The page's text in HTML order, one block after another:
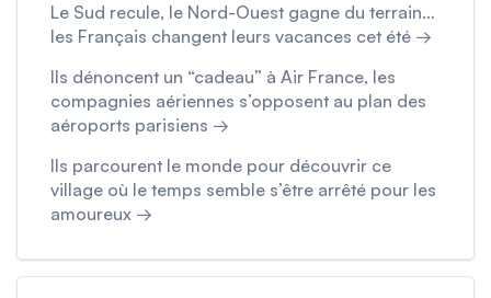
Le Sud recule, le Nord-Ouest gagne du terrain…
les Français changent leurs vacances cet été →
Ils dénoncent un “cadeau” à Air France, les
compagnies aériennes s’opposent au plan des
aéroports parisiens →
Ils parcourent le monde pour découvrir ce
village où le temps semble s’être arrêté pour les
amoureux →